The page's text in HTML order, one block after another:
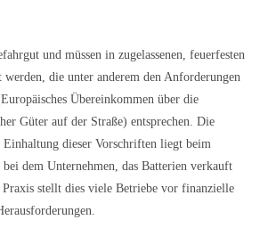
und müssen in zugelassenen, feuerfesten
die unter anderem den Anforderungen
Übereinkommen über die
Güter auf der Straße) entsprechen. Die
dieser Vorschriften liegt beim
dem Unternehmen, das Batterien verkauft
Praxis stellt dies viele Betriebe vor finanzielle